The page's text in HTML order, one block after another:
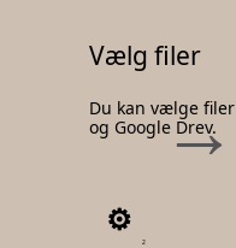
Vælg filer
Du kan vælge
og Google Drev.
2